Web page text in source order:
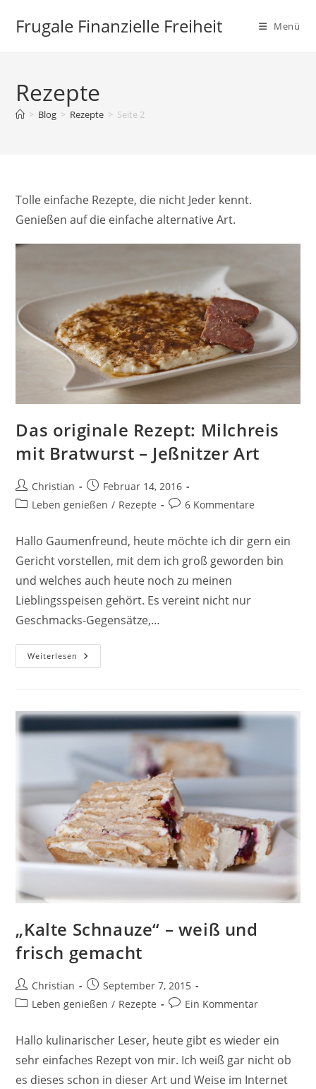
InhaltFrugale Finanzielle Freiheit Menü
Rezepte
> Blog > Rezepte > Seite 2
Tolle einfache Rezepte, die nicht Jeder kennt.
Genießen auf die einfache alternative Art.
Das originale Rezept: Milchreis
mit Bratwurst – Jeßnitzer Art
Beitrags-
Autor:
Christian
Beitrag
veröffentlicht:
Februar 14, 2016
Beitrags-
Leben genießen / Rezepte
Beitrags-
6 Kommentare
Hallo Gaumenfreund, heute möchte ich dir gern ein
Gericht vorstellen, mit dem ich groß geworden bin
und welches auch heute noch zu meinen
Lieblingsspeisen gehört. Es vereint nicht nur
Geschmacks-Gegensätze,…
Weiterlesen Das
Originale
–
Art
„Kalte Schnauze“ – weiß und
frisch gemacht
Beitrags-
Autor:
Christian
Beitrag
veröffentlicht:
September 7, 2015
Beitrags-
Leben genießen / Rezepte
Beitrags-
Ein Kommentar
Hallo kulinarischer Leser, heute gibt es wieder ein
sehr einfaches Rezept von mir. Ich weiß gar nicht ob
es dieses schon in dieser Art und Weise im Internet